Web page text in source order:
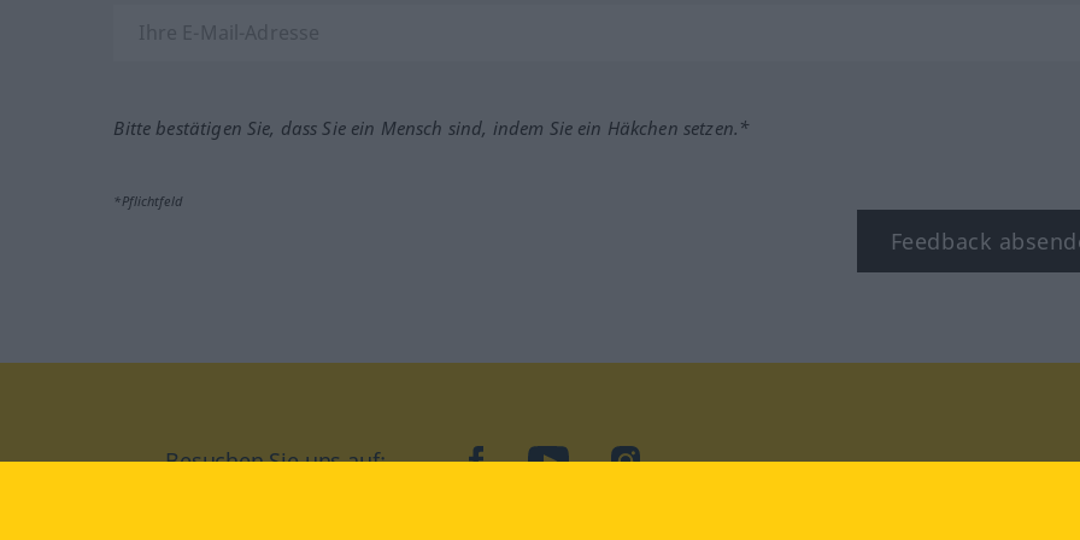
Bitte bestätigen Sie, dass Sie ein Mensch sind, indem Sie ein Häkchen setzen.*
*Pflichtfeld
Feedback
Besuchen Sie uns auf: facebookYouTubeInstagram